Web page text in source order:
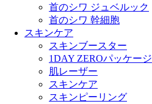
首のシワ ジュベルック
首のシワ 幹細胞
スキンケア
スキンブースター
1DAY ZEROパッケージ
肌レーザー
スキンケア
スキンピーリング